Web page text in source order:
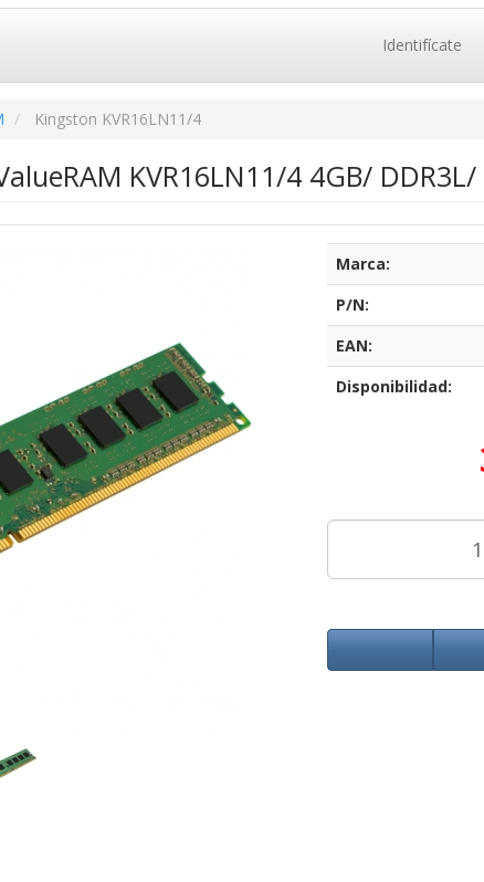
Identifícate
Kingston KVR16LN11/4
KVR16LN11/4 4GB/ DDR3L/
Marca:
P/N:
EAN:
Disponibilidad: